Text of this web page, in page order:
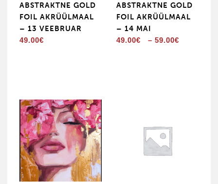
ABSTRAKTNE GOLD
FOIL AKRÜÜLMAAL
– 13 VEEBRUAR
49.00€
ABSTRAKTNE GOLD
FOIL AKRÜÜLMAAL
– 14 MAI
49.00€ – 59.00€